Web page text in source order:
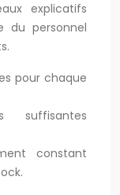
explicatifs
du personnel
pour chaque
suffisantes
constant